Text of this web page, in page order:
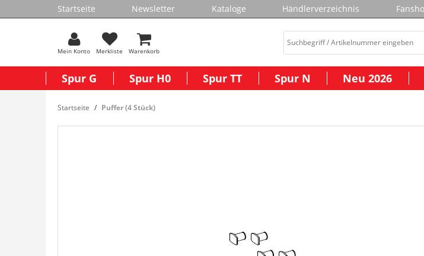
Startseite Newsletter Kataloge Händlerverzeichnis
Mein Konto Merkliste Warenkorb
Spur G Spur H0 Spur TT Spur N Neu 2026
Startseite Puffer (4 Stück)